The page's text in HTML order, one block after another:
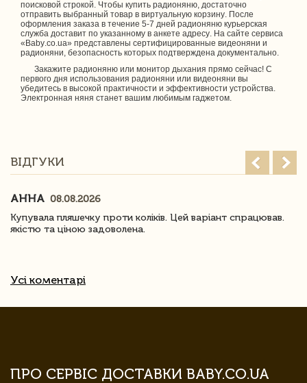
поисковой строкой. Чтобы купить радионяню, достаточно
отправить выбранный товар в виртуальную корзину. После
оформления заказа в течение 5-7 дней радионяню курьерская
служба доставит по указанному в анкете адресу. На сайте сервиса
«Baby.co.ua» представлены сертифицированные видеоняни и
радионяни, безопасность которых подтверждена документально.
Закажите радионяню или монитор дыхания прямо сейчас! С
первого дня использования радионяни или видеоняни вы
убедитесь в высокой практичности и эффективности устройства.
Электронная няня станет вашим любимым гаджетом.
ВІДГУКИ
АННА 08.08.2026
Купувала пляшечку проти коліків. Цей варіант спрацював.
якістю та ціною задоволена.
Усі коментарі
ПРО СЕРВІС ДОСТАВКИ BABY.CO.UA